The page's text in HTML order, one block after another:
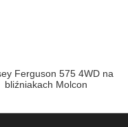
Ferguson 575 4WD na
bliźniakach Molcon